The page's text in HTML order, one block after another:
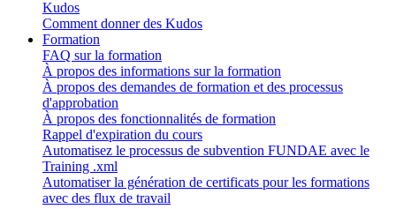
Kudos
Comment donner des Kudos
Formation
FAQ sur la formation
À propos des informations sur la formation
À propos des demandes de formation et des processus
d'approbation
À propos des fonctionnalités de formation
Rappel d'expiration du cours
Automatisez le processus de subvention FUNDAE avec le
Training .xml
Automatiser la génération de certificats pour les formations
avec des flux de travail